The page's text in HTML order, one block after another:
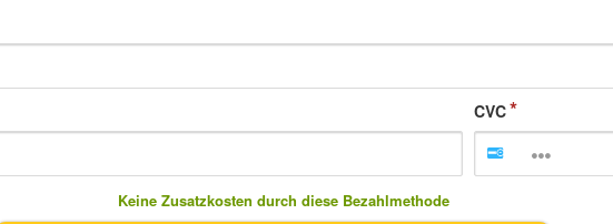
CVC
Keine Zusatzkosten durch diese Bezahlmethode